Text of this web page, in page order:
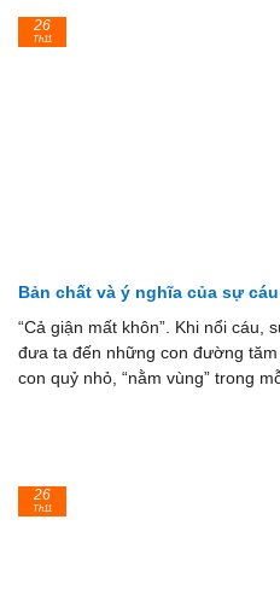
Bản chất và ý nghĩa của sự
“Cả giận mất khôn”. Khi nổi cáu,
đưa ta đến những con đường
con quỷ nhỏ, “nằm vùng” trong
26
Th11
26
Th11